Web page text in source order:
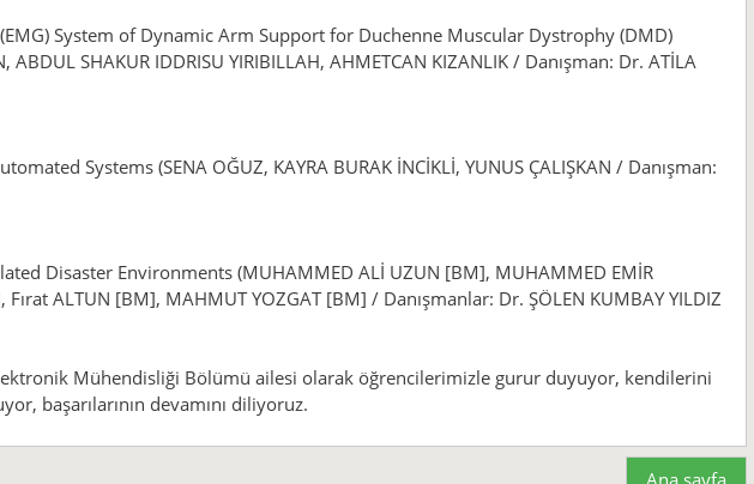
System of Dynamic Arm Support for Duchenne Muscular Dystrophy (DMD)
ABDUL SHAKUR IDDRISU YIRIBILLAH, AHMETCAN KIZANLIK / Danışman: Dr. ATİLA
Systems (SENA OĞUZ, KAYRA BURAK İNCİKLİ, YUNUS ÇALIŞKAN / Danışman:
Disaster Environments (MUHAMMED ALİ UZUN [BM], MUHAMMED EMİR
Fırat ALTUN [BM], MAHMUT YOZGAT [BM] / Danışmanlar: Dr. ŞÖLEN KUMBAY YILDIZ
Mühendisliği Bölümü ailesi olarak öğrencilerimizle gurur duyuyor, kendilerini
başarılarının devamını diliyoruz.
Ana sayfa